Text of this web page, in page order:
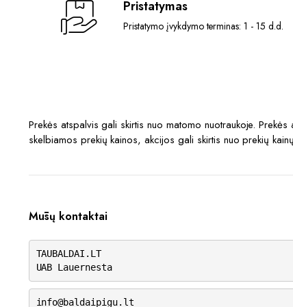
Pristatymas
Pristatymo įvykdymo terminas: 1 - 15 d.d.
Prekės atspalvis gali skirtis nuo matomo nuotraukoje.
skelbiamos prekių kainos, akcijos gali skirtis nuo prekių
Mūsų kontaktai
TAUBALDAI.LT
UAB Lauernesta
info@baldaipigu.lt